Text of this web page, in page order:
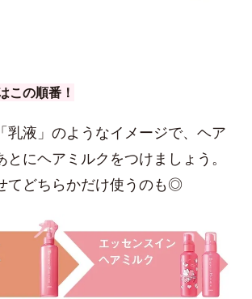
この順番！
乳液」のようなイメージで、ヘア
とにヘアミルクをつけましょう。
てどちらかだけ使うのも◎